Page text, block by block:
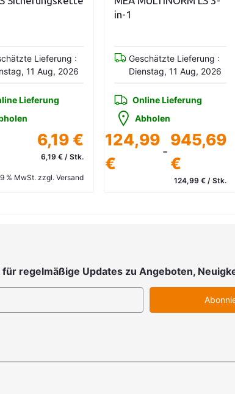
Lieferung :
11 Aug, 2026
Lieferung
6,19 €
6,19 € / Stk.
% MwSt. zzgl. Versand
in-1
Geschätzte Lieferung :
Dienstag, 11 Aug, 2026
Online Lieferung
Abholen
124,99
€
-
945,69
€
124,99 € / Stk.
regelmäßige Updates zu Angeboten,